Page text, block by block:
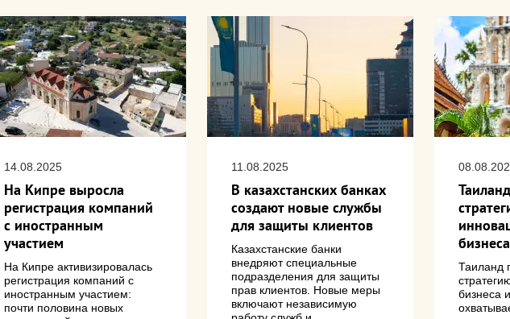
14.08.2025
На Кипре выросла
регистрация компаний
с иностранным
участием
На Кипре активизировалась
регистрация компаний с
иностранным участием:
почти половина новых
11.08.2025
В казахстанских банках
создают новые службы
для защиты клиентов
Казахстанские банки
внедряют специальные
подразделения для защиты
прав клиентов. Новые меры
включают независимую
бизнеса
Таиланд
бизнеса